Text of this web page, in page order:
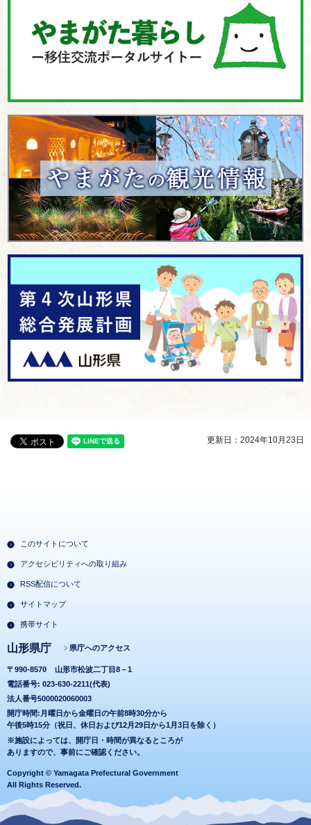
更新日：2024年10月23日
このサイトについて
アクセシビリティへの取り組み
RSS配信について
サイトマップ
携帯サイト
山形県庁 県庁へのアクセス
〒990-8570
山形市松波二丁目8－1
電話番号: 023-630-2211(代表)
法人番号5000020060003
開庁時間:月曜日から金曜日の午前8時30分から
午後5時15分（祝日、休日および12月29日から1月3日を除く）
※施設によっては、開庁日・時間が異なるところが
ありますので、事前にご確認ください。
Copyright © Yamagata Prefectural Government
All Rights Reserved.